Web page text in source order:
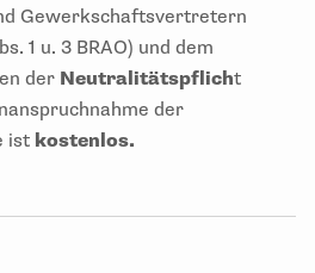
Gewerkschaftsvertretern
1 u. 3 BRAO) und dem
der Neutralitätspflicht
der
ist kostenlos.